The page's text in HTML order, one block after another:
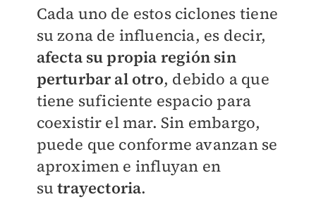
Cada uno de estos ciclones tiene
su zona de influencia, es decir,
afecta su propia región sin
perturbar al otro, debido a que
tiene suficiente espacio para
coexistir el mar. Sin embargo,
puede que conforme avanzan se
aproximen e influyan en
sutrayectoria.